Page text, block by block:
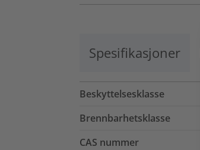
Spesifikasjoner
Beskyttelsesklasse
Brennbarhetsklasse
CAS nummer